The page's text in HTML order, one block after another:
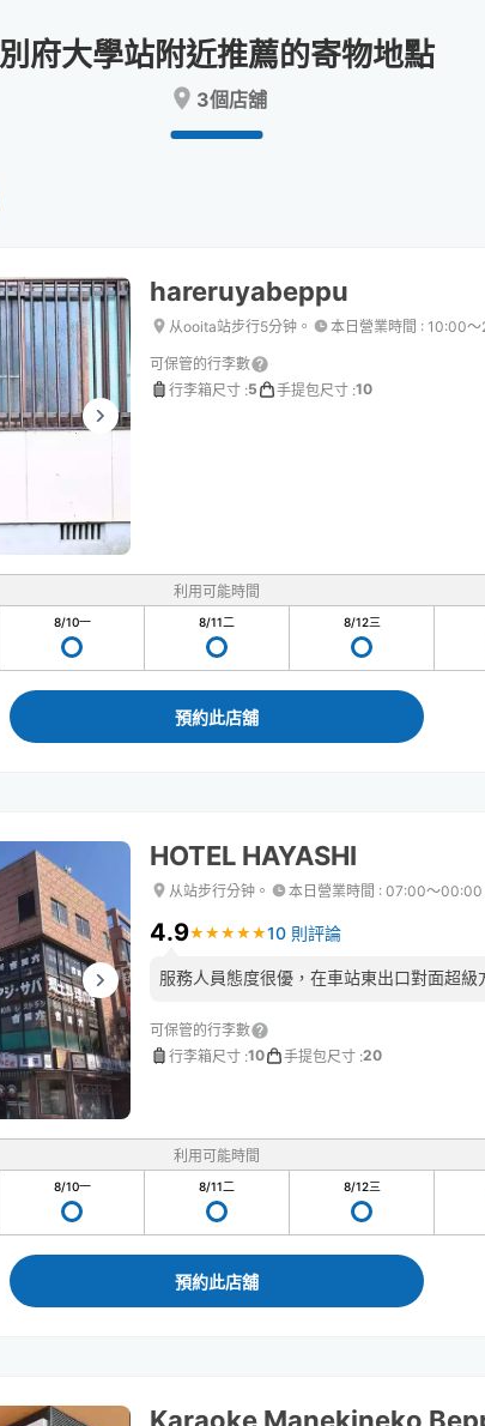
the
changing
dates.
the
dates.
別府大學站附近推薦的寄物地點
3個店舖
hareruyabeppu
从ooita站步行5分钟。 本日營業時間 : 10:00
可保管的行李數
行李箱尺寸 :5 手提包尺寸 :10
利用可能時間
8/10一 8/11二 8/12三
預約此店舖
HOTEL HAYASHI
从站步行分钟。 本日營業時間 : 07:00〜00:00
4.9★ ★ ★ ★ ★
★ ★ ★ ★ ★10 則評論
服務人員態度很優，在車站東出口對面超級
可保管的行李數
行李箱尺寸 :10 手提包尺寸 :20
利用可能時間
8/10一 8/11二 8/12三
預約此店舖